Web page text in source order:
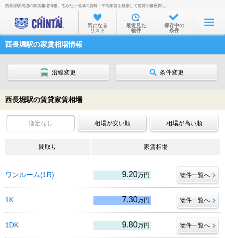
お部屋を探す
沿線・駅から
不動産会社から
西長堀駅周辺の家賃相場情報。住みたい地域の賃料・平均家賃を検索して賃貸の部屋探し。
気になる
リスト
最近見た
物件
保存中の
条件
西長堀駅の家賃相場情報
沿線変更 条件変更
西長堀駅の賃貸家賃相場
指定なし 相場が安い順 相場が高い順
間取り 家賃相場
ワンルーム(1R) 9.20万円 物件一覧へ
1K 7.30万円 物件一覧へ
1DK 9.80万円 物件一覧へ